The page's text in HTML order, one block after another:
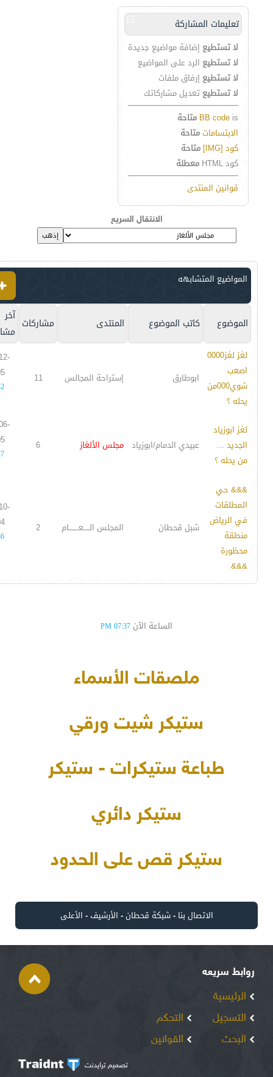
تعليمات المشاركة
لا تستطيع إضافة مواضيع جديدة
لا تستطيع الرد على المواضيع
لا تستطيع إرفاق ملفات
لا تستطيع تعديل مشاركاتك
BB code is
متاحة
الابتساماتمتاحة
كود [IMG]
متاحة
كود HTML
معطلة
قوانين المنتدى
الانتقال السريع
المواضيع المتشابهه
الموضوع كاتب الموضوع المنتدى مشاركات آخر
لغز لغز0000
اصعب
شوي000من
يحله ؟
ابوطارق إستراحة المجالس 11
لغز ابوزياد
الجديد ...
من يحله ؟
عبيدي الدمام/ابوزياد مجلس الألغاز 6
&&& حي
المطلقات
في الرياض
منطقة
محظورة
&&&
شبل قحطان المجلس الـــــعــــــــام 2
الساعة الآن 07:37 PM
ملصقات الأسماء
ستيكر شيت ورقي
طباعة ستيكرات - ستيكر
ستيكر دائري
ستيكر قص على الحدود
الاتصال بنا -شبكة قحطان- الأرشيف- الأعلى
روابط سريعه
الرئيسية
التسجيل
البحث
التحكم
القوانين